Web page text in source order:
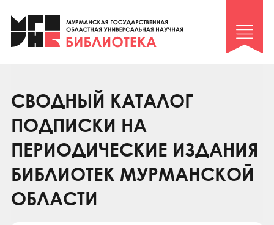
Клуб «Гиря и сельдерей»
Клуб «Семейный архив»
Коллегам
Контакты
СВОДНЫЙ КАТАЛОГ
ПОДПИСКИ НА
ПЕРИОДИЧЕСКИЕ ИЗДАНИЯ
БИБЛИОТЕК МУРМАНСКОЙ
ОБЛАСТИ